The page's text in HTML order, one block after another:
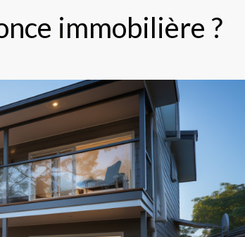
immobilière ?